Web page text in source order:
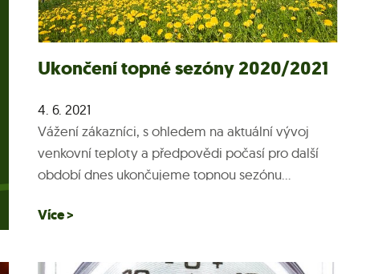
Ukončení topné sezóny 2020/2021
4. 6. 2021
Vážení zákazníci, s ohledem na aktuální vývoj
venkovní teploty a předpovědi počasí pro další
období dnes ukončujeme topnou sezónu...
Více >